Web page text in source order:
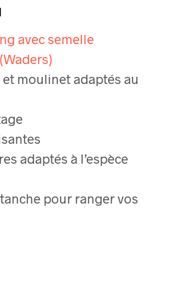
avec semelle
et moulinet adaptés au
adaptés à l’espèce
pour ranger vos